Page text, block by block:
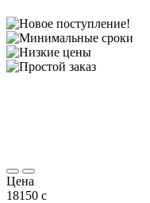
Цена
18150 c